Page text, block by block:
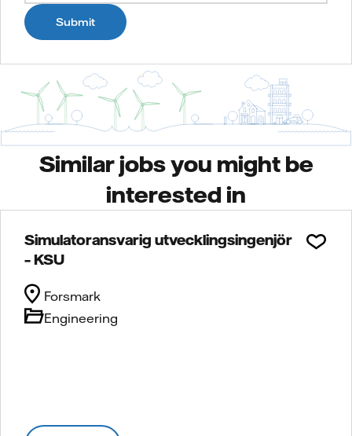
Submit
Similar jobs you might be
interested in
Simulatoransvarig utvecklingsingenjör
– KSU
Engineering
Forsmark